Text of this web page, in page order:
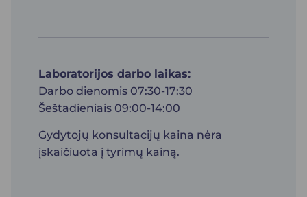
Laboratorijos darbo laikas:
Darbo dienomis 07:30-17:30
Šeštadieniais 09:00-14:00
Gydytojų konsultacijų kaina nėra
įskaičiuota į tyrimų kainą.